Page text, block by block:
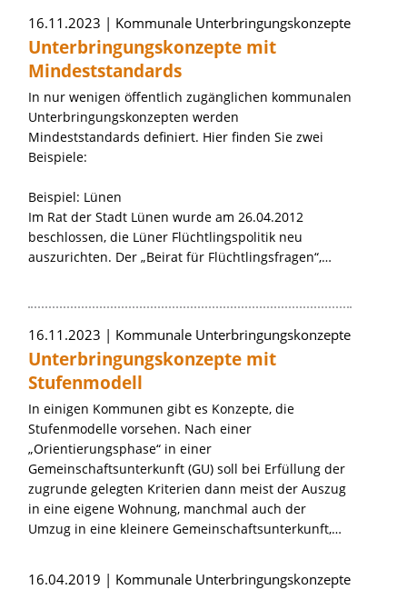
16.11.2023 Kommunale Unterbringungskonzepte
Unterbringungskonzepte mit
Mindeststandards
In nur wenigen öffentlich zugänglichen kommunalen
Unterbringungskonzepten werden
Mindeststandards definiert. Hier finden Sie zwei
Beispiele:
Beispiel: Lünen
Im Rat der Stadt Lünen wurde am 26.04.2012
beschlossen, die Lüner Flüchtlingspolitik neu
auszurichten. Der „Beirat für Flüchtlingsfragen“,…
16.11.2023 Kommunale Unterbringungskonzepte
Unterbringungskonzepte mit
Stufenmodell
In einigen Kommunen gibt es Konzepte, die
Stufenmodelle vorsehen. Nach einer
„Orientierungsphase“ in einer
Gemeinschaftsunterkunft (GU) soll bei Erfüllung der
zugrunde gelegten Kriterien dann meist der Auszug
in eine eigene Wohnung, manchmal auch der
Umzug in eine kleinere Gemeinschaftsunterkunft,…
16.04.2019 Kommunale Unterbringungskonzepte